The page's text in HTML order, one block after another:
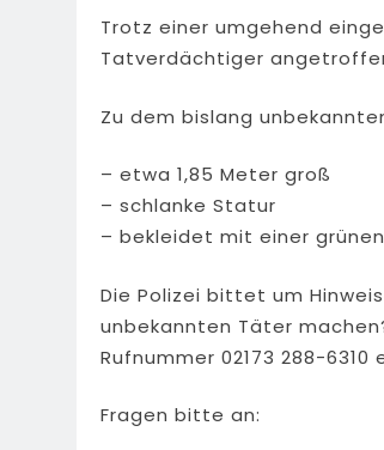
Trotz einer umgehend
Tatverdächtiger
Zu dem bislang
– etwa 1,85 Meter groß
– schlanke Statur
– bekleidet mit einer
Die Polizei bittet um
unbekannten Täter
Rufnummer 02173 288-6310
Fragen bitte an: